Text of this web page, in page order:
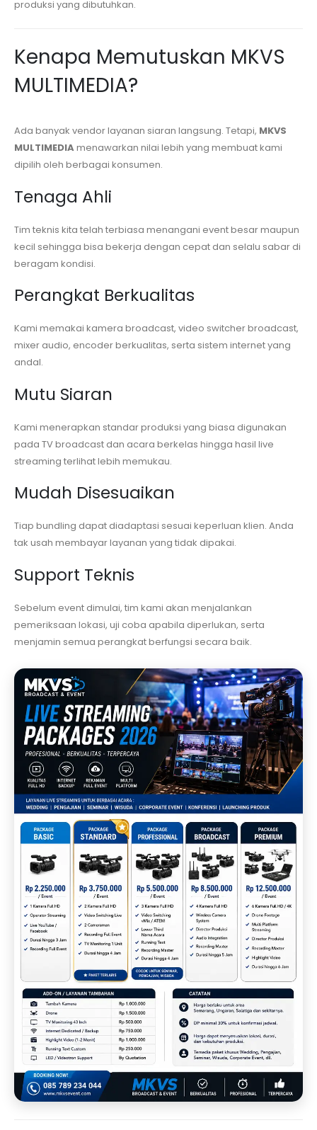
produksi yang dibutuhkan.
Kenapa Memutuskan MKVS
MULTIMEDIA?
Ada banyak vendor layanan siaran langsung. Tetapi, MKVS
MULTIMEDIAmenawarkan nilai lebih yang membuat kami
dipilih oleh berbagai konsumen.
Tenaga Ahli
Tim teknis kita telah terbiasa menangani event besar maupun
kecil sehingga bisa bekerja dengan cepat dan selalu sabar di
beragam kondisi.
Perangkat Berkualitas
Kami memakai kamera broadcast, video switcher broadcast,
mixer audio, encoder berkualitas, serta sistem internet yang
andal.
Mutu Siaran
Kami menerapkan standar produksi yang biasa digunakan
pada TV broadcast dan acara berkelas hingga hasil live
streaming terlihat lebih memukau.
Mudah Disesuaikan
Tiap bundling dapat diadaptasi sesuai keperluan klien. Anda
tak usah membayar layanan yang tidak dipakai.
Support Teknis
Sebelum event dimulai, tim kami akan menjalankan
pemeriksaan lokasi, uji coba apabila diperlukan, serta
menjamin semua perangkat berfungsi secara baik.